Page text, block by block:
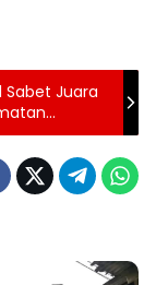
Sabet Juara